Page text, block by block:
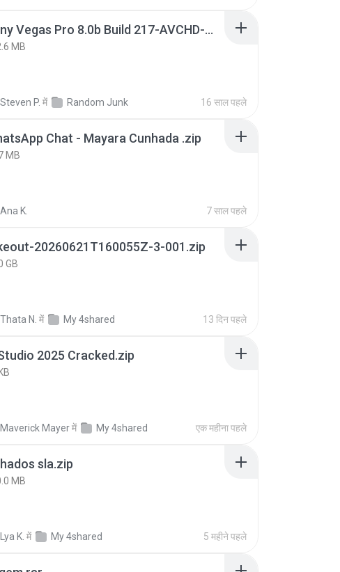
Sony Vegas Pro 8.0b Build 217-AVCHD-MPG-AC3 FIXED.7z
MB
Steven P. में Random Junk 16 साल पहले
Chat - Mayara Cunhada .zip
MB
Ana K. 7 साल पहले
20260621T160055Z-3-001.zip
GB
Thata N. में My 4shared 13 दिन पहले
2025 Cracked.zip
Maverick Mayerमें My 4shared एक महीना पहले
sla.zip
MB
Lya K. में My 4shared 5 महीने पहले